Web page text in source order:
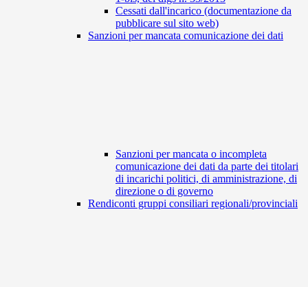
Cessati dall'incarico (documentazione da
pubblicare sul sito web)
Sanzioni per mancata comunicazione dei dati
Sanzioni per mancata o incompleta
comunicazione dei dati da parte dei titolari
di incarichi politici, di amministrazione, di
direzione o di governo
Rendiconti gruppi consiliari regionali/provinciali